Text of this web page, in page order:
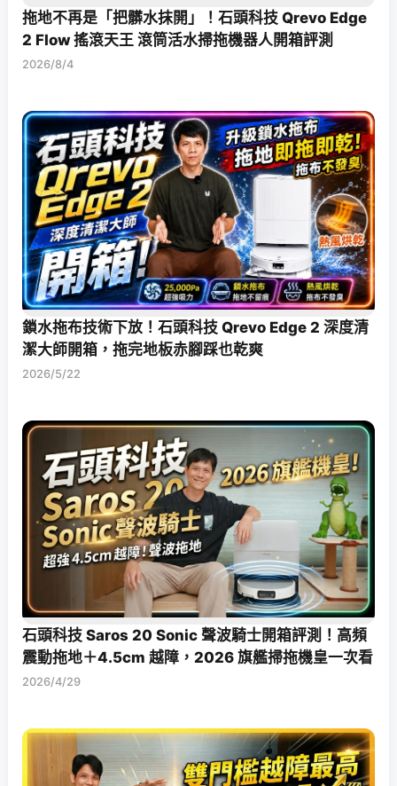
拖地不再是「把髒水抹開」！石頭科技 Qrevo Edge
2 Flow 搖滾天王 滾筒活水掃拖機器人開箱評測
2026/8/4
鎖水拖布技術下放！石頭科技 Qrevo Edge 2 深度清
潔大師開箱，拖完地板赤腳踩也乾爽
2026/5/22
石頭科技 Saros 20 Sonic 聲波騎士開箱評測！高頻
震動拖地＋4.5cm 越障，2026 旗艦掃拖機皇一次看
2026/4/29